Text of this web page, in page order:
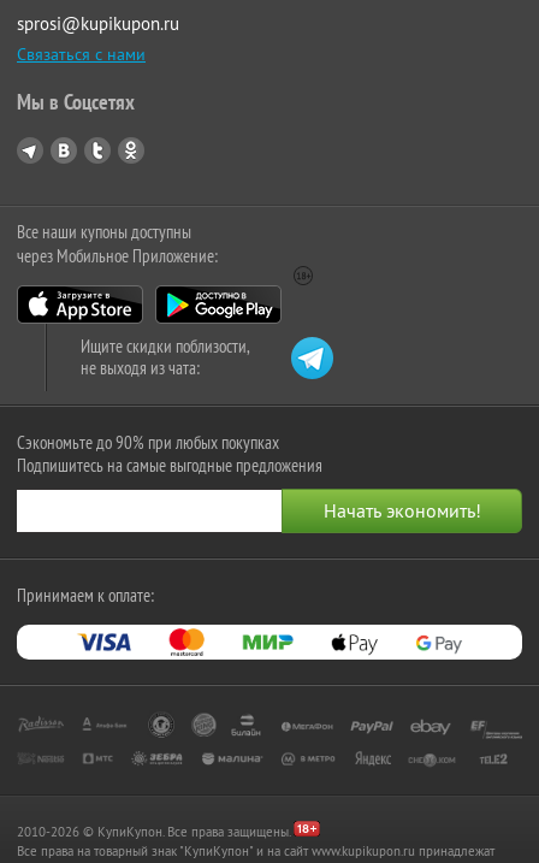
sprosi@kupikupon.ru
Связаться с нами
Мы в Соцсетях
Все наши купоны доступны
через Мобильное Приложение:
Ищите скидки поблизости,
не выходя из чата:
Сэкономьте до 90% при любых покупках
Подпишитесь на самые выгодные предложения
Принимаем к оплате:
2010-2026 © КупиКупон. Все права защищены.
Все права на товарный знак "КупиКупон" и на сайт www.kupikupon.ru принадлежат